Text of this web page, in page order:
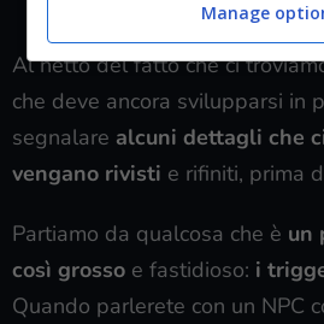
Al netto del fatto che ci
che deve ancora svilupparsi in
segnalare alcuni dettagli che
vengano rivisti e rifiniti, prima
Partiamo da qualcosa che è un
così grosso e fastidioso: i
Quando parlerete con un NPC
Manage